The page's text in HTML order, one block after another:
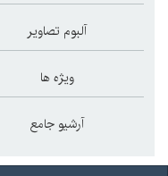
آلبوم تصاویر
ویژه ها
آرشیو جامع